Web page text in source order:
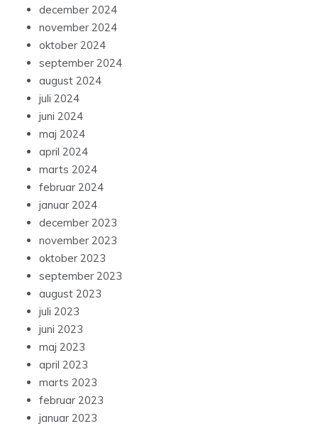
december 2024
november 2024
oktober 2024
september 2024
august 2024
juli 2024
juni 2024
maj 2024
april 2024
marts 2024
februar 2024
januar 2024
december 2023
november 2023
oktober 2023
september 2023
august 2023
juli 2023
juni 2023
maj 2023
april 2023
marts 2023
februar 2023
januar 2023